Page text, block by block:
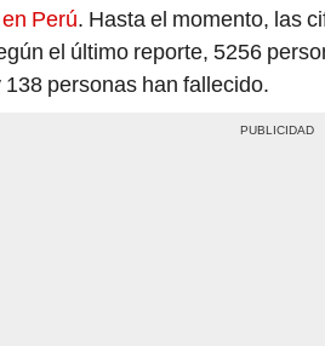
Perú. Hasta el momento, las
el último reporte, 5256
138 personas han fallecido.